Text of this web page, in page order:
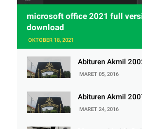
microsoft office 2021 full
download
OKTOBER 18, 2021
Abituren Akmil
MARET 05, 2016
Abituren Akmil
MARET 24, 2016